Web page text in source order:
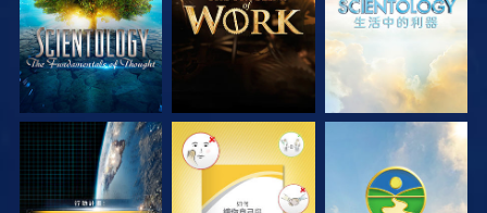
觀看 觀看 觀看